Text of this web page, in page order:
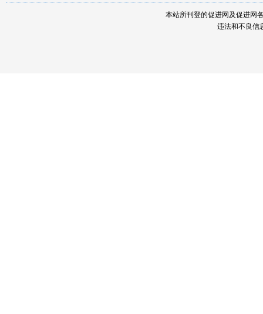
本站所刊登的促进网及促进网
违法和不良信